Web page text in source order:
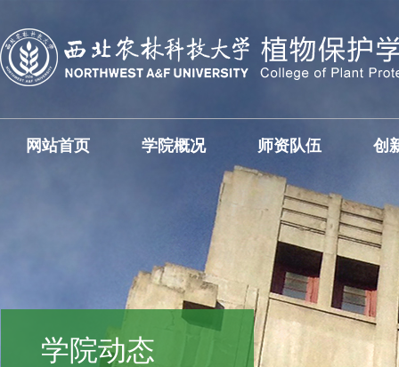
网站首页 学院概况 师资队伍 创
学院动态